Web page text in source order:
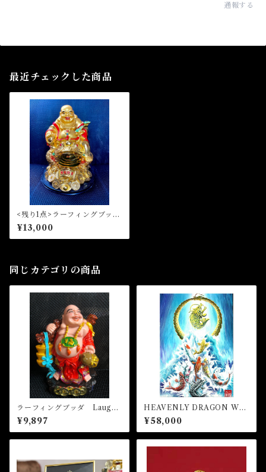
通報する
最近チェックした商品
<残り1点>ラーフィングブッダ
ホールディングリュイオン・
マネーフロッグ Laughing B
uddha Holding Ruyi On Mo
¥13,000
同じカテゴリの商品
ラーフィングブッダ Laughi
ng Buddha
¥9,897
HEAVENLY DRAGON WIT
H ABUNDANCES NINE C
ARPS (額縁あり）
¥58,000